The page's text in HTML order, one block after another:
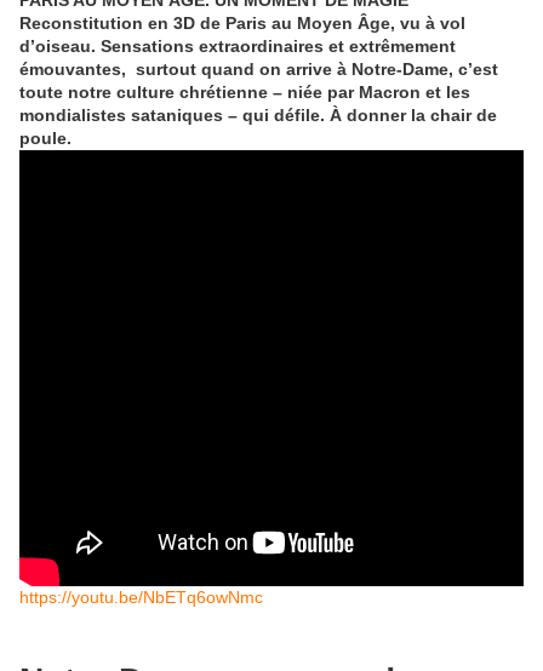
Reconstitution en 3D de Paris au Moyen Âge, vu à vol
d’oiseau. Sensations extraordinaires et extrêmement
émouvantes, surtout quand on arrive à Notre-Dame, c’est
toute notre culture chrétienne – niée par Macron et les
mondialistes sataniques – qui défile. À donner la chair de
poule.
https://youtu.be/NbETq6owNmc